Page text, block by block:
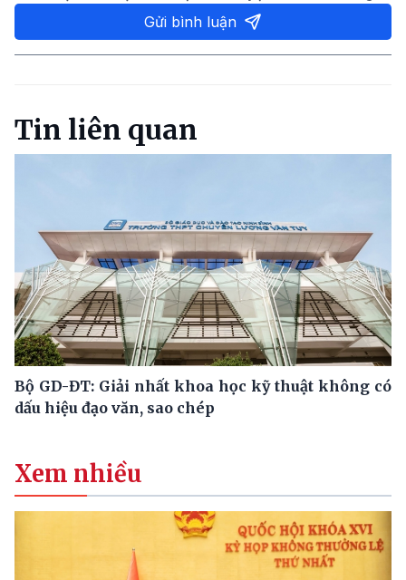
Gửi bình luận
Tin liên quan
Bộ GD-ĐT: Giải nhất khoa học kỹ thuật không có
dấu hiệu đạo văn, sao chép
Xem nhiều